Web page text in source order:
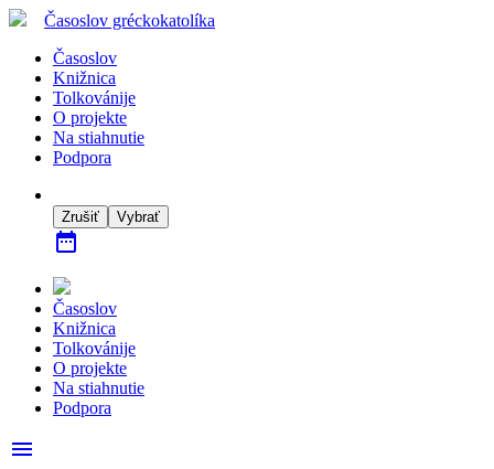
Časoslov gréckokatolíka
Časoslov
Knižnica
Tolkovánije
O projekte
Na stiahnutie
Podpora
Zrušiť Vybrať
date_range
Časoslov
Knižnica
Tolkovánije
O projekte
Na stiahnutie
Podpora
menu